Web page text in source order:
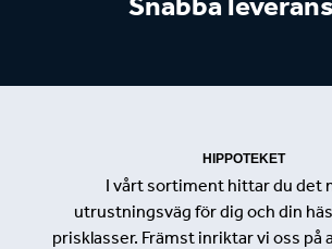
HIPPOTEKET
I vårt sortiment hittar du det
utrustningsväg för dig och din
prisklasser. Främst inriktar vi oss